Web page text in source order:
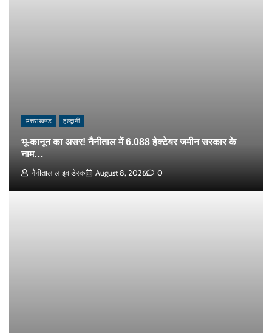
उत्तराखण्ड हल्द्वानी
भू-कानून का असर! नैनीताल में 6.088 हेक्टेयर जमीन सरकार के
नाम…
नैनीताल लाइव डेस्क August 8, 2026 0